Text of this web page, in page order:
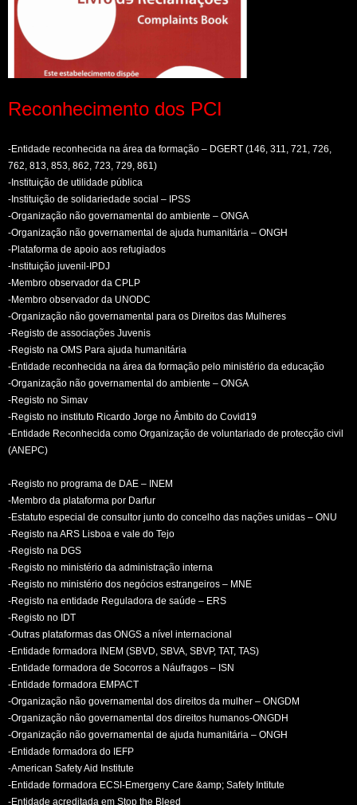
Reconhecimento dos PCI
-Entidade reconhecida na área da formação – DGERT (146, 311, 721, 726,
762, 813, 853, 862, 723, 729, 861)
-Instituição de utilidade pública
-Instituição de solidariedade social – IPSS
-Organização não governamental do ambiente – ONGA
-Organização não governamental de ajuda humanitária – ONGH
-Plataforma de apoio aos refugiados
-Instituição juvenil-IPDJ
-Membro observador da CPLP
-Membro observador da UNODC
-Organização não governamental para os Direitos das Mulheres
-Registo de associações Juvenis
-Registo na OMS Para ajuda humanitária
-Entidade reconhecida na área da formação pelo ministério da educação
-Organização não governamental do ambiente – ONGA
-Registo no Simav
-Registo no instituto Ricardo Jorge no Âmbito do Covid19
-Entidade Reconhecida como Organização de voluntariado de protecção civil
(ANEPC)
-Registo no programa de DAE – INEM
-Membro da plataforma por Darfur
-Estatuto especial de consultor junto do concelho das nações unidas – ONU
-Registo na ARS Lisboa e vale do Tejo
-Registo na DGS
-Registo no ministério da administração interna
-Registo no ministério dos negócios estrangeiros – MNE
-Registo na entidade Reguladora de saúde – ERS
-Registo no IDT
-Outras plataformas das ONGS a nível internacional
-Entidade formadora INEM (SBVD, SBVA, SBVP, TAT, TAS)
-Entidade formadora de Socorros a Náufragos – ISN
-Entidade formadora EMPACT
-Organização não governamental dos direitos da mulher – ONGDM
-Organização não governamental dos direitos humanos-ONGDH
-Organização não governamental de ajuda humanitária – ONGH
-Entidade formadora do IEFP
-American Safety Aid Institute
-Entidade formadora ECSI-Emergeny Care &amp; Safety Intitute
-Entidade acreditada em Stop the Bleed